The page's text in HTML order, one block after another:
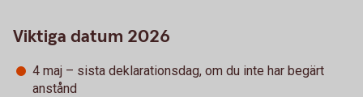
Viktiga datum 2026
4 maj – sista deklarationsdag, om du inte har begärt
anstånd